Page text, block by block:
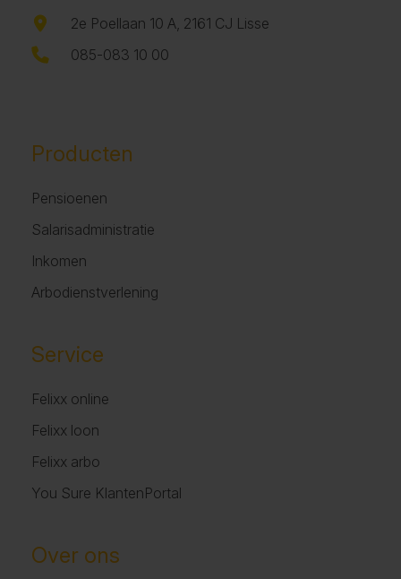
2e Poellaan 10 A, 2161 CJ Lisse
085-083 10 00
Producten
Pensioenen
Salarisadministratie
Inkomen
Arbodienstverlening
Service
Felixx online
Felixx loon
Felixx arbo
You Sure KlantenPortal
Over ons